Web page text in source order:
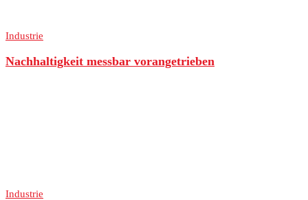
Industrie
Nachhaltigkeit messbar vorangetrieben
Industrie